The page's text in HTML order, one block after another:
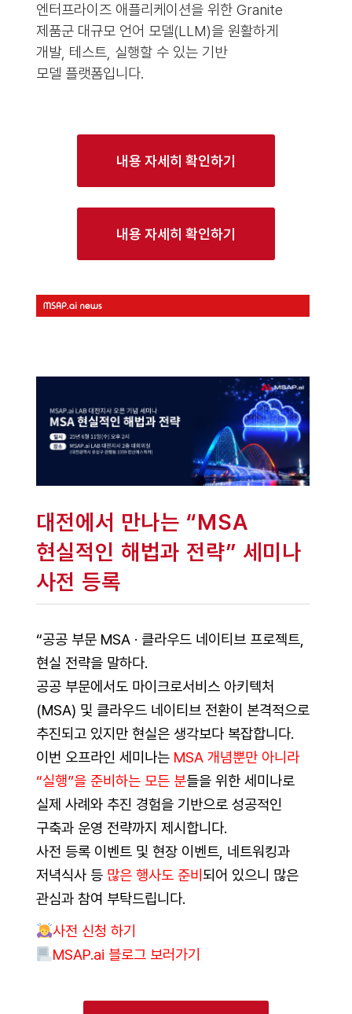
엔터프라이즈 애플리케이션을 위한 Granite
제품군 대규모 언어 모델(LLM)을 원활하게
개발, 테스트, 실행할 수 있는 기반
모델 플랫폼입니다.
내용 자세히 확인하기
내용 자세히 확인하기
대전에서 만나는 “MSA
현실적인 해법과 전략” 세미나
사전 등록
“공공 부문 MSA · 클라우드 네이티브 프로젝트,
현실 전략을 말하다.
공공 부문에서도 마이크로서비스 아키텍처
(MSA) 및 클라우드 네이티브 전환이 본격적으로
추진되고 있지만 현실은 생각보다 복잡합니다.
이번 오프라인 세미나는 MSA 개념뿐만 아니라
“실행”을 준비하는 모든 분들을 위한 세미나로
실제 사례와 추진 경험을 기반으로 성공적인
구축과 운영 전략까지 제시합니다.
사전 등록 이벤트 및 현장 이벤트, 네트워킹과
저녁식사 등 많은 행사도 준비 되어 있으니 많은
관심과 참여 부탁드립니다.
사전 신청 하기
MSAP.ai 블로그 보러가기